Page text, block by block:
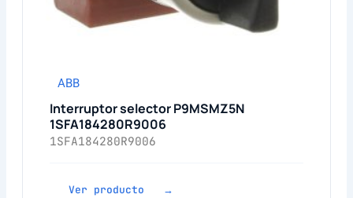
ABB
Interruptor selector P9MSMZ5N
1SFA184280R9006
1SFA184280R9006
Ver producto →